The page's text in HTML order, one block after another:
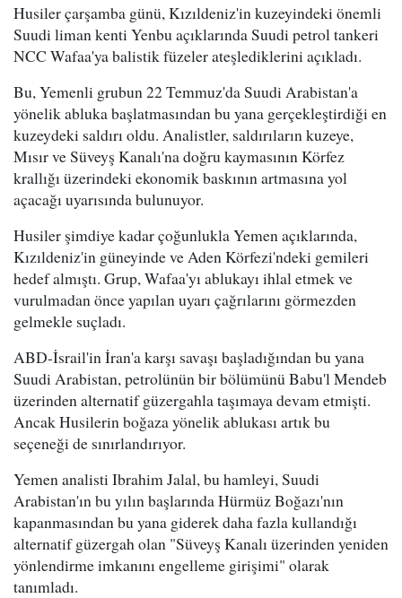
Husiler çarşamba günü, Kızıldeniz'in kuzeyindeki önemli
Suudi liman kenti Yenbu açıklarında Suudi petrol tankeri
NCC Wafaa'ya balistik füzeler ateşlediklerini açıkladı.
Bu, Yemenli grubun 22 Temmuz'da Suudi Arabistan'a
yönelik abluka başlatmasından bu yana gerçekleştirdiği en
kuzeydeki saldırı oldu. Analistler, saldırıların kuzeye,
Mısır ve Süveyş Kanalı'na doğru kaymasının Körfez
krallığı üzerindeki ekonomik baskının artmasına yol
açacağı uyarısında bulunuyor.
Husiler şimdiye kadar çoğunlukla Yemen açıklarında,
Kızıldeniz'in güneyinde ve Aden Körfezi'ndeki gemileri
hedef almıştı. Grup, Wafaa'yı ablukayı ihlal etmek ve
vurulmadan önce yapılan uyarı çağrılarını görmezden
gelmekle suçladı.
ABD-İsrail'in İran'a karşı savaşı başladığından bu yana
Suudi Arabistan, petrolünün bir bölümünü Babu'l Mendeb
üzerinden alternatif güzergahla taşımaya devam etmişti.
Ancak Husilerin boğaza yönelik ablukası artık bu
seçeneği de sınırlandırıyor.
Yemen analisti Ibrahim Jalal, bu hamleyi, Suudi
Arabistan'ın bu yılın başlarında Hürmüz Boğazı'nın
kapanmasından bu yana giderek daha fazla kullandığı
alternatif güzergah olan "Süveyş Kanalı üzerinden yeniden
yönlendirme imkanını engelleme girişimi" olarak
tanımladı.